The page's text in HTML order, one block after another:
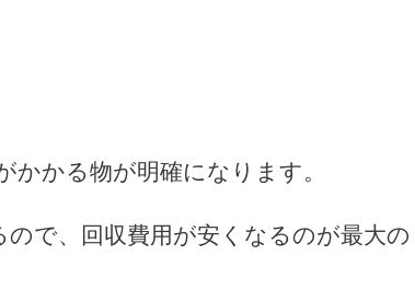
かかる物が明確になります。
で、回収費用が安くなるのが最大の